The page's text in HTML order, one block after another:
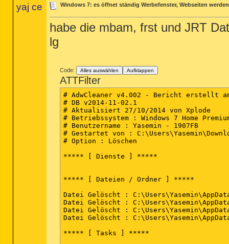
yaj ce Windows 7: es öffnet ständig Werbefenster, Webseiten
habe die mbam, frst und JRT
lg
Code: Alles auswählen Aufklappen
ATTFilter
# AdwCleaner v4.002 - Bericht erstellt
# DB v2014-11-02.1
# Aktualisiert 27/10/2014 von Xplode
# Betriebssystem : Windows 7 Home
# Benutzername : Yasemin - 1907FB
# Gestartet von :
# Option : Löschen
***** [ Dienste ] *****
***** [ Dateien / Ordner ] *****
Datei Gelöscht :
Datei Gelöscht :
Datei Gelöscht :
Datei Gelöscht :
***** [ Tasks ] *****